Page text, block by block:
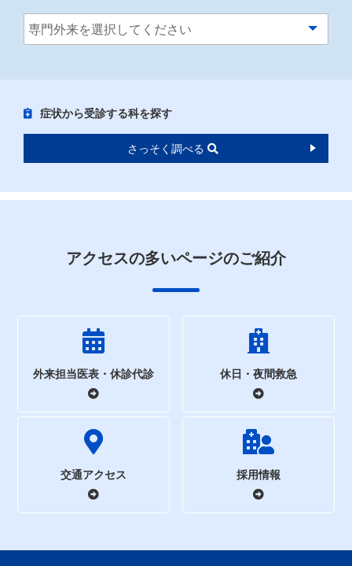
症状から受診する科を探す
さっそく調べる
アクセスの多いページのご紹介
外来担当医表・休診代診 休日・夜間救急
交通アクセス 採用情報